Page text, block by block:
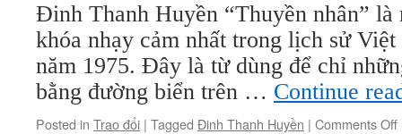
Đinh Thanh Huyền “Thuyền nhân”
khóa nhạy cảm nhất trong lịch sử
năm 1975. Đây là từ dùng để chỉ
bằng đường biển trên … Continue
Posted in Trao đổi | Tagged Đinh Thanh Huyền | Comments Off